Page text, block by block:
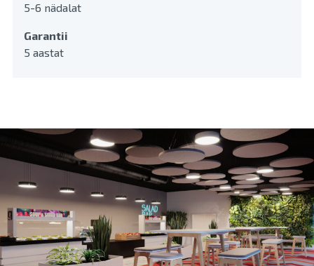
5-6 nädalat
Garantii
5 aastat